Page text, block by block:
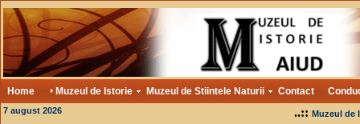
Home Muzeul de Istorie Muzeul de Stiintele Naturii Contact
7 august 2026 ..:: Muzeul de